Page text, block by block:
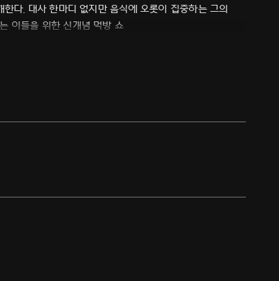
다. 대사 한마디 없지만 음식에 오롯이 집중하는 그의
이들을 위한 신개념 먹방 쇼